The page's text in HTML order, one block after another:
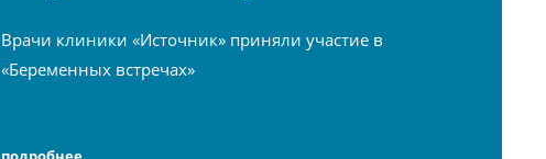
Врачи клиники «Источник» приняли участие в
«Беременных встречах»